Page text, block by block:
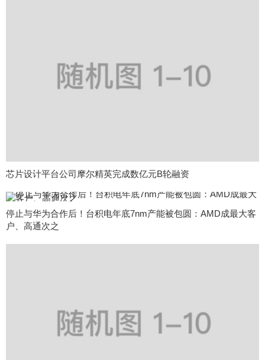
芯片设计平台公司摩尔精英完成数亿元B轮融资
停止与华为合作后！台积电年底7nm产能被包圆：AMD成最大客
户、高通次之